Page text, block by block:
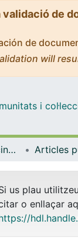
de
de
will
i
Bioquímica i Biomedicina Molecular
us plau
o enllaçar